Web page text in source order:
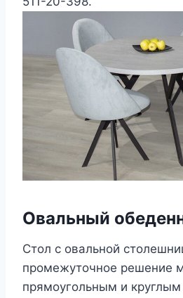
Овальный
Стол с овальной
промежуточное решение
прямоугольным и